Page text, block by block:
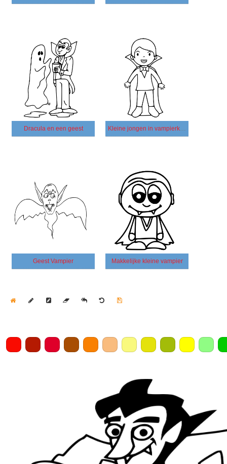
Dracula en een geest
Geest Vampier Makkelijke kleine vampier